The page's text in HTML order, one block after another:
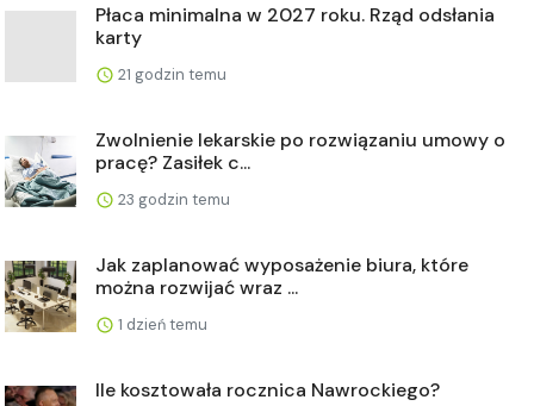
Płaca minimalna w 2027 roku. Rząd odsłania
karty
21 godzin temu
Zwolnienie lekarskie po rozwiązaniu umowy o
pracę? Zasiłek c...
23 godzin temu
Jak zaplanować wyposażenie biura, które
można rozwijać wraz ...
1 dzień temu
Ile kosztowała rocznica Nawrockiego?